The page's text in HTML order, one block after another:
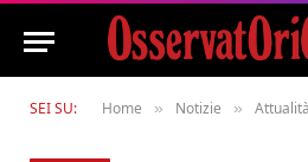
SEI SU: Home » Notizie » Attualità